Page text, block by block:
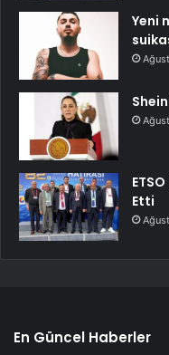
Yeni
Etti
En Güncel Haberler